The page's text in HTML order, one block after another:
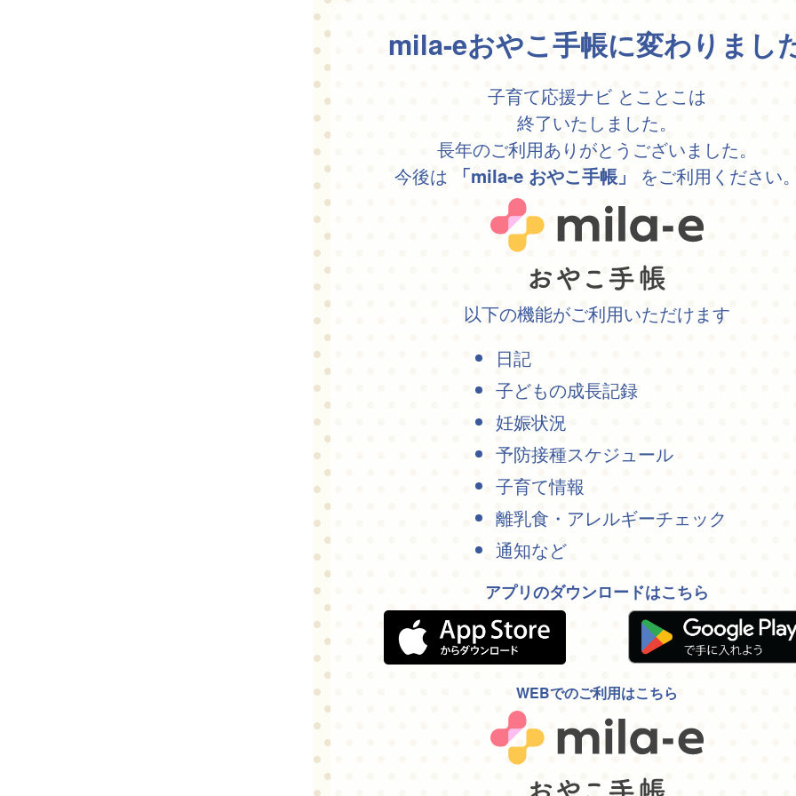
mila-eおやこ手帳に変わりまし
子育て応援ナビ とことこは
終了いたしました。
長年のご利用ありがとうございました。
今後は
「mila-e おやこ手帳」 をご利用ください
以下の機能がご利用いただけます
日記
子どもの成長記録
妊娠状況
予防接種スケジュール
子育て情報
離乳食・アレルギーチェック
通知など
アプリのダウンロードはこちら
WEBでのご利用はこちら